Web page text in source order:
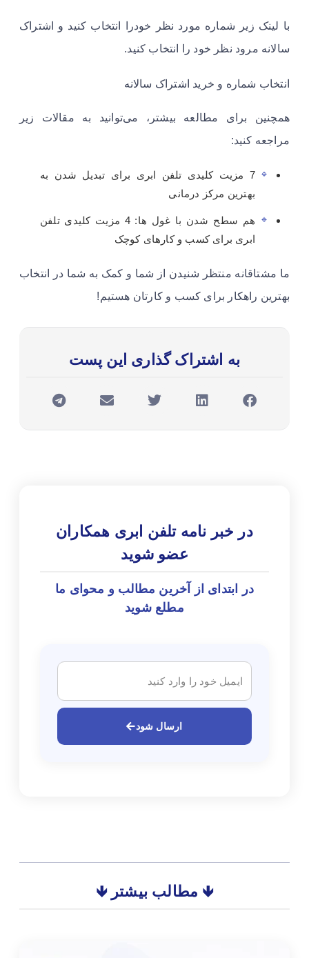
با لینک زیر شماره مورد نظر خودرا انتخاب کنید و اشتراک
سالانه مرود نظر خود را انتخاب کنید.
انتخاب شماره و خرید اشتراک سالانه
همچنین برای مطالعه بیشتر، می‌توانید به مقالات زیر
مراجعه کنید:
7 مزیت کلیدی تلفن ابری برای تبدیل شدن به
بهترین مرکز درمانی
هم سطح شدن با غول ها: 4 مزیت کلیدی تلفن
ابری برای کسب و کارهای کوچک
ما مشتاقانه منتظر شنیدن از شما و کمک به شما در انتخاب
بهترین راهکار برای کسب و کارتان هستیم!
به اشتراک گذاری این پست
در خبر نامه تلفن ابری همکاران
عضو شوید
در ابتدای از آخرین مطالب و محوای ما
مطلع شوید
ارسال شود
🡻 مطالب بیشتر 🡻